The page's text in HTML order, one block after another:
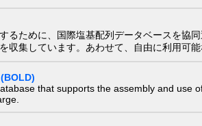
るために、国際塩基配列データベースを
収集しています。あわせて、自由に利用可
that supports the assembly and use